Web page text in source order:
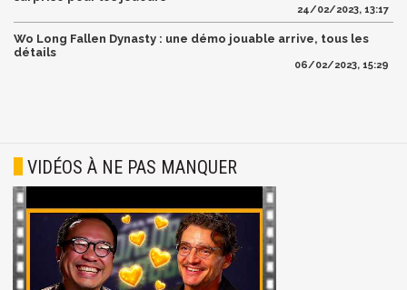
24/02/2023, 13:17
Wo Long Fallen Dynasty : une démo jouable arrive, tous les
détails
06/02/2023, 15:29
VIDÉOS À NE PAS MANQUER